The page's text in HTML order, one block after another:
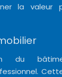
la valeur
du